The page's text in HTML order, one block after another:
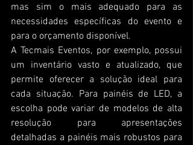
mas sim o mais adequado para as
necessidades específicas do evento e
para o orçamento disponível.
A Tecmais Eventos, por exemplo, possui
um inventário vasto e atualizado, que
permite oferecer a solução ideal para
cada situação. Para painéis de LED, a
escolha pode variar de modelos de alta
resolução para apresentações
detalhadas a painéis mais robustos para